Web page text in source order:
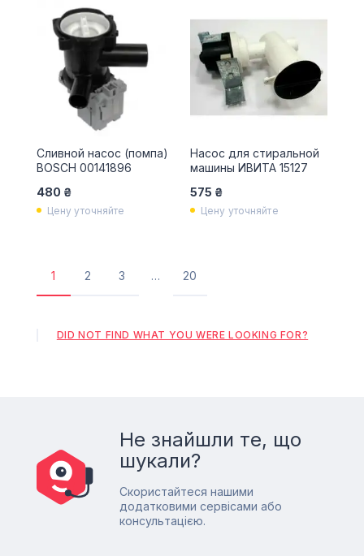
Сливной насос (помпа)
BOSCH 00141896
480 ₴
Цену уточняйте
Насос для стиральной
машины ИВИТА 15127
575 ₴
Цену уточняйте
Поточна
1
Сторінка
2
Сторінка
3 …
Остання
20
DID NOT FIND WHAT YOU WERE LOOKING FOR?
Не знайшли те, що
шукали?
Скористайтеся нашими
додатковими сервісами або
консультацією.